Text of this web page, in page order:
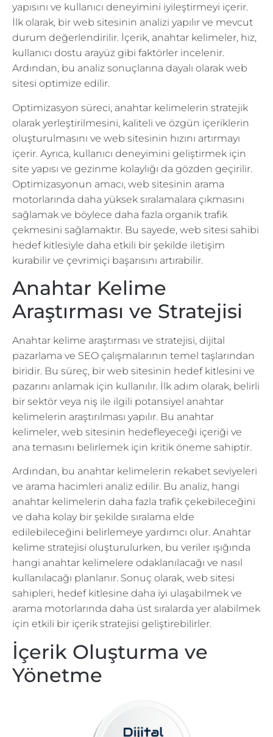
yapısını ve kullanıcı deneyimini iyileştirmeyi içerir.
İlk olarak, bir web sitesinin analizi yapılır ve mevcut
durum değerlendirilir. İçerik, anahtar kelimeler, hız,
kullanıcı dostu arayüz gibi faktörler incelenir.
Ardından, bu analiz sonuçlarına dayalı olarak web
sitesi optimize edilir.
Optimizasyon süreci, anahtar kelimelerin stratejik
olarak yerleştirilmesini, kaliteli ve özgün içeriklerin
oluşturulmasını ve web sitesinin hızını artırmayı
içerir. Ayrıca, kullanıcı deneyimini geliştirmek için
site yapısı ve gezinme kolaylığı da gözden geçirilir.
Optimizasyonun amacı, web sitesinin arama
motorlarında daha yüksek sıralamalara çıkmasını
sağlamak ve böylece daha fazla organik trafik
çekmesini sağlamaktır. Bu sayede, web sitesi sahibi
hedef kitlesiyle daha etkili bir şekilde iletişim
kurabilir ve çevrimiçi başarısını artırabilir.
Anahtar Kelime
Araştırması ve Stratejisi
Anahtar kelime araştırması ve stratejisi, dijital
pazarlama ve SEO çalışmalarının temel taşlarından
biridir. Bu süreç, bir web sitesinin hedef kitlesini ve
pazarını anlamak için kullanılır. İlk adım olarak, belirli
bir sektör veya niş ile ilgili potansiyel anahtar
kelimelerin araştırılması yapılır. Bu anahtar
kelimeler, web sitesinin hedefleyeceği içeriği ve
ana temasını belirlemek için kritik öneme sahiptir.
Ardından, bu anahtar kelimelerin rekabet seviyeleri
ve arama hacimleri analiz edilir. Bu analiz, hangi
anahtar kelimelerin daha fazla trafik çekebileceğini
ve daha kolay bir şekilde sıralama elde
edilebileceğini belirlemeye yardımcı olur. Anahtar
kelime stratejisi oluşturulurken, bu veriler ışığında
hangi anahtar kelimelere odaklanılacağı ve nasıl
kullanılacağı planlanır. Sonuç olarak, web sitesi
sahipleri, hedef kitlesine daha iyi ulaşabilmek ve
arama motorlarında daha üst sıralarda yer alabilmek
için etkili bir içerik stratejisi geliştirebilirler.
İçerik Oluşturma ve
Yönetme